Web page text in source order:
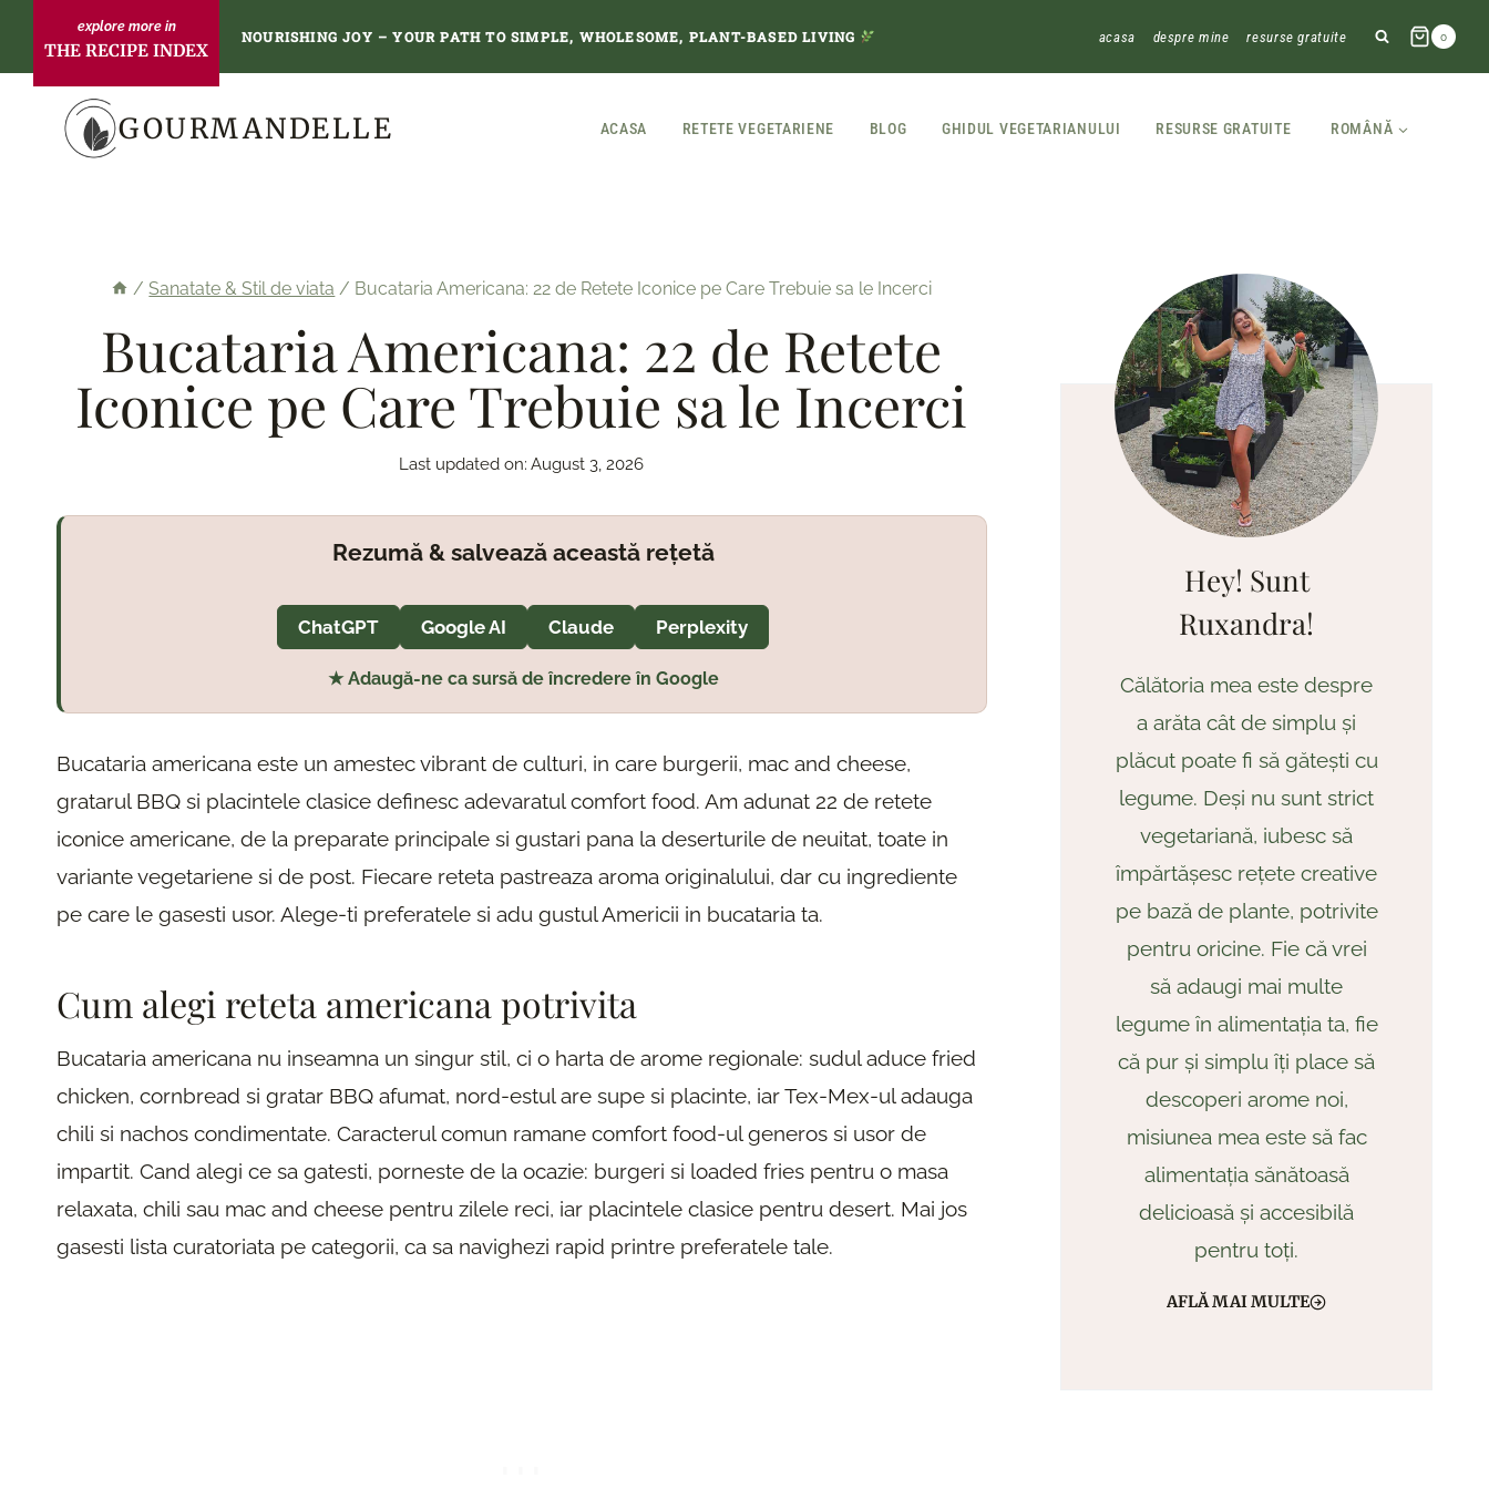
content
THE RECIPE INDEX
NOURISHING JOY – YOUR PATH TO SIMPLE, WHOLESOME, PLANT-BASED LIVING acasa despre mine resurse gratuite 0
GOURMANDELLE ACASA RETETE VEGETARIENE BLOG GHIDUL VEGETARIANULUI RESURSE GRATUITE ROMÂNĂ
/ Sanatate & Stil de viata / Bucataria Americana: 22 de Retete Iconice pe Care Trebuie sa le Incerci
Bucataria Americana: 22 de Retete
Iconice pe Care Trebuie sa le Incerci
Last updated on: August 3, 2026
Rezumă & salvează această rețetă
ChatGPT Google AI Claude Perplexity
★ Adaugă-ne ca sursă de încredere în Google
Bucataria americana este un amestec vibrant de culturi, in care burgerii, mac and cheese,
gratarul BBQ si placintele clasice definesc adevaratul comfort food. Am adunat 22 de retete
iconice americane, de la preparate principale si gustari pana la deserturile de neuitat, toate in
variante vegetariene si de post. Fiecare reteta pastreaza aroma originalului, dar cu ingrediente
pe care le gasesti usor. Alege-ti preferatele si adu gustul Americii in bucataria ta.
Cum alegi reteta americana potrivita
Bucataria americana nu inseamna un singur stil, ci o harta de arome regionale: sudul aduce fried
chicken, cornbread si gratar BBQ afumat, nord-estul are supe si placinte, iar Tex-Mex-ul adauga
chili si nachos condimentate. Caracterul comun ramane comfort food-ul generos si usor de
impartit. Cand alegi ce sa gatesti, porneste de la ocazie: burgeri si loaded fries pentru o masa
relaxata, chili sau mac and cheese pentru zilele reci, iar placintele clasice pentru desert. Mai jos
gasesti lista curatoriata pe categorii, ca sa navighezi rapid printre preferatele tale.
Hey! Sunt
Ruxandra!
Călătoria mea este despre
a arăta cât de simplu și
plăcut poate fi să gătești cu
legume. Deși nu sunt strict
vegetariană, iubesc să
împărtășesc rețete creative
pe bază de plante, potrivite
pentru oricine. Fie că vrei
să adaugi mai multe
legume în alimentația ta, fie
că pur și simplu îți place să
descoperi arome noi,
misiunea mea este să fac
alimentația sănătoasă
delicioasă și accesibilă
pentru toți.
AFLĂ MAI MULTE